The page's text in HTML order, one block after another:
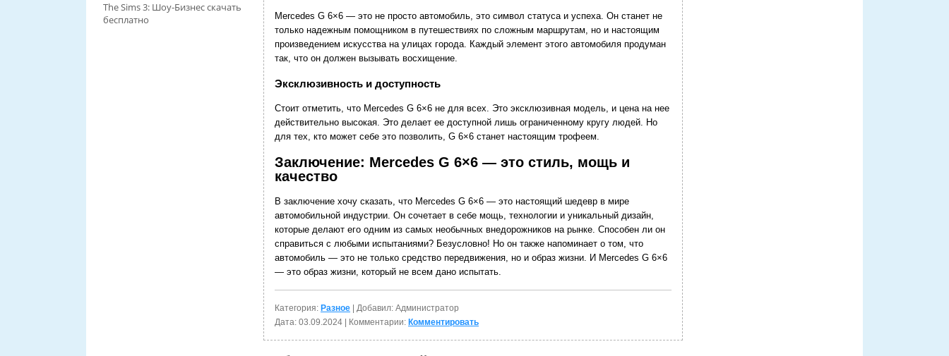
Mercedes G 6×6 — это не просто автомобиль, это символ статуса и успеха. Он станет не
только надежным помощником в путешествиях по сложным маршрутам, но и настоящим
произведением искусства на улицах города. Каждый элемент этого автомобиля продуман
так, что он должен вызывать восхищение.
Эксклюзивность и доступность
Стоит отметить, что Mercedes G 6×6 не для всех. Это эксклюзивная модель, и цена на нее
действительно высокая. Это делает ее доступной лишь ограниченному кругу людей. Но
для тех, кто может себе это позволить, G 6×6 станет настоящим трофеем.
Заключение: Mercedes G 6×6 — это стиль, мощь и
качество
В заключение хочу сказать, что Mercedes G 6×6 — это настоящий шедевр в мире
автомобильной индустрии. Он сочетает в себе мощь, технологии и уникальный дизайн,
которые делают его одним из самых необычных внедорожников на рынке. Способен ли он
справиться с любыми испытаниями? Безусловно! Но он также напоминает о том, что
автомобиль — это не только средство передвижения, но и образ жизни. И Mercedes G 6×6
— это образ жизни, который не всем дано испытать.
Категория: Разное | Добавил: Администратор
Дата: 03.09.2024 | Комментарии: Комментировать
The Sims 3: Шоу-Бизнес скачать
бесплатно